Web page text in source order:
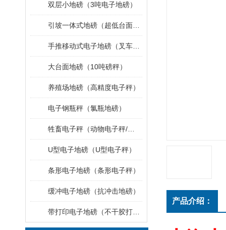
双层小地磅（3吨电子地磅）
大台面地磅（10吨磅秤）
养殖场地磅（高精度电子秤）
电子钢瓶秤（氯瓶地磅）
U型电子地磅（U型电子秤）
条形电子地磅（条形电子秤）
缓冲电子地磅（抗冲击地磅）
产品介绍：